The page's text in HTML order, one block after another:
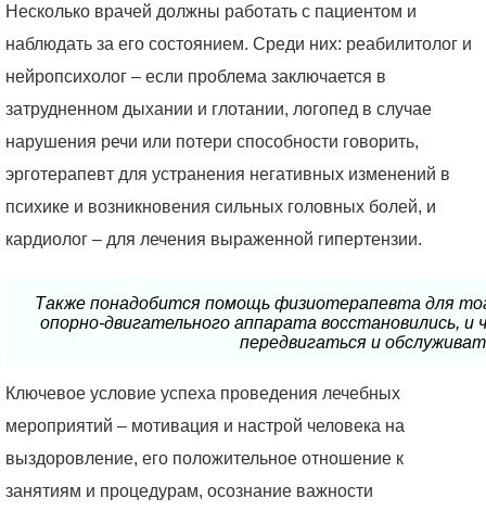
Несколько врачей должны работать с пациентом и
наблюдать за его состоянием. Среди них: реабилитолог и
нейропсихолог – если проблема заключается в
затрудненном дыхании и глотании, логопед в случае
нарушения речи или потери способности говорить,
эрготерапевт для устранения негативных изменений в
психике и возникновения сильных головных болей, и
кардиолог – для лечения выраженной гипертензии.
Также понадобится помощь физиотерапевта для
опорно-двигательного аппарата восстановились, и
передвигаться и
Ключевое условие успеха проведения лечебных
мероприятий – мотивация и настрой человека на
выздоровление, его положительное отношение к
занятиям и процедурам, осознание важности